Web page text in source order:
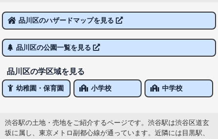
品川区のハザードマップを見る
品川区の公園一覧を見る
品川区の学区域を見る
幼稚園・保育園 小学校 中学校
渋谷駅の土地・売地をご紹介するページです。渋谷駅は渋谷区道玄
坂に属し、東京メトロ副都心線が通っています。近隣には目黒駅、